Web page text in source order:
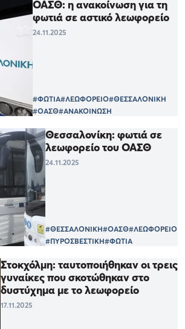
ΟΑΣΘ: η ανακοίνωση για τη
φωτιά σε αστικό λεωφορείο
24.11.2025
#ΦΩΤΙΑ#ΛΕΩΦΟΡΕΙΟ#ΘΕΣΣΑΛΟΝΙΚΗ
#ΟΑΣΘ#ΑΝΑΚΟΙΝΩΣΗ
Θεσσαλονίκη: φωτιά σε
λεωφορείο του ΟΑΣΘ
24.11.2025
#ΘΕΣΣΑΛΟΝΙΚΗ#ΟΑΣΘ#ΛΕΩΦΟΡΕΙΟ
#ΠΥΡΟΣΒΕΣΤΙΚΗ#ΦΩΤΙΑ
Στοκχόλμη: ταυτοποιήθηκαν οι τρεις
γυναίκες που σκοτώθηκαν στο
δυστύχημα με το λεωφορείο
17.11.2025